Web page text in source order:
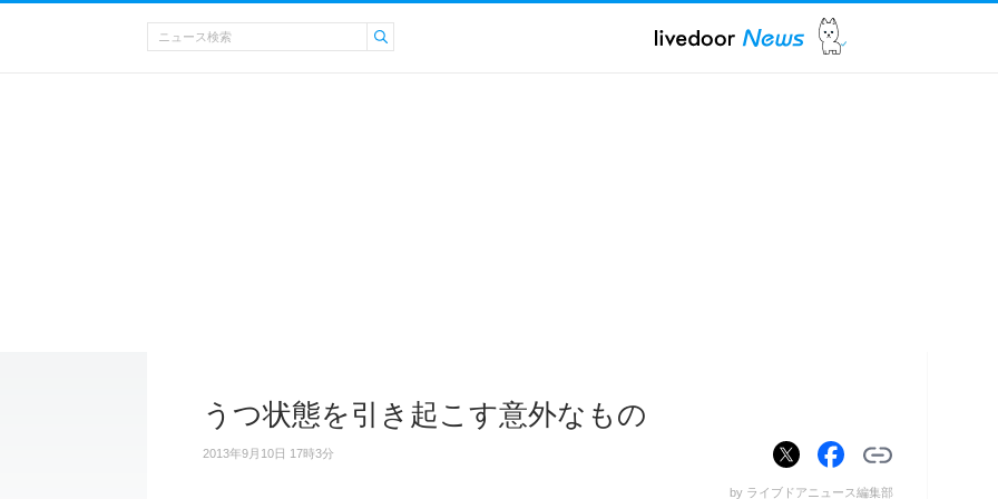
うつ状態を引き起こす意外なもの
2013年9月10日 17時3分
by ライブドアニュース編集部